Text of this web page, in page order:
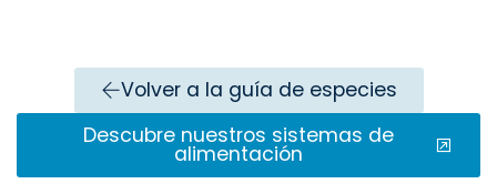
Volver a la guía de especies
Descubre nuestros sistemas de
alimentación